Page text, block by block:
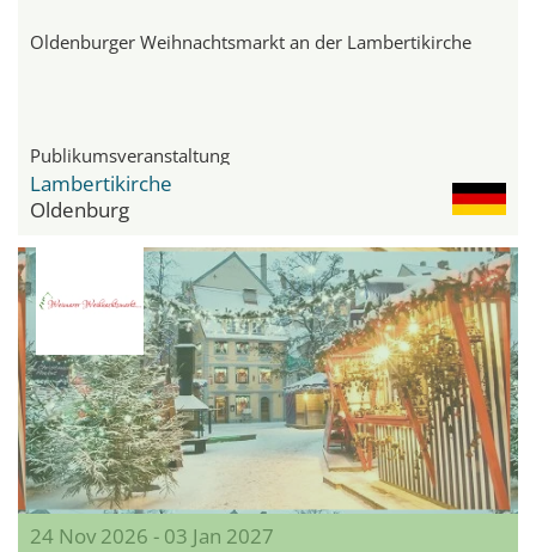
Oldenburger Weihnachtsmarkt an der Lambertikirche
Publikumsveranstaltung
Lambertikirche
Oldenburg
24 Nov 2026 - 03 Jan 2027